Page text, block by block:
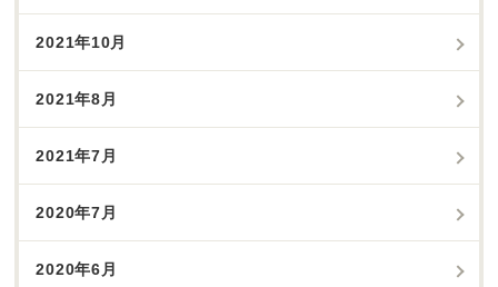
2021年10月
2021年8月
2021年7月
2020年7月
2020年6月